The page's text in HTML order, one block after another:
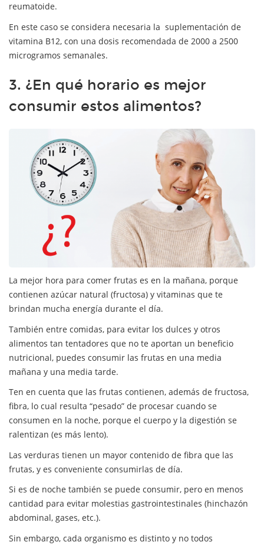
reumatoide.
En este caso se considera necesaria la suplementación de
vitamina B12, con una dosis recomendada de 2000 a 2500
microgramos semanales.
3. ¿En qué horario es mejor
consumir estos alimentos?
La mejor hora para comer frutas es en la mañana, porque
contienen azúcar natural (fructosa) y vitaminas que te
brindan mucha energía durante el día.
También entre comidas, para evitar los dulces y otros
alimentos tan tentadores que no te aportan un beneficio
nutricional, puedes consumir las frutas en una media
mañana y una media tarde.
Ten en cuenta que las frutas contienen, además de fructosa,
fibra, lo cual resulta “pesado” de procesar cuando se
consumen en la noche, porque el cuerpo y la digestión se
ralentizan (es más lento).
Las verduras tienen un mayor contenido de fibra que las
frutas, y es conveniente consumirlas de día.
Si es de noche también se puede consumir, pero en menos
cantidad para evitar molestias gastrointestinales (hinchazón
abdominal, gases, etc.).
Sin embargo, cada organismo es distinto y no todos